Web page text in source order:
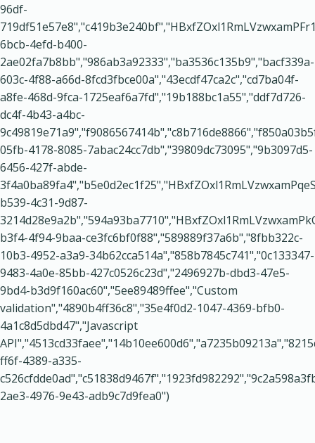
96df-
6bcb-4efd-b400-
2ae02fa7b8bb","986ab3a92333","ba3536c135b9","bacf339a-
603c-4f88-a66d-8fcd3fbce00a","43ecdf47ca2c","cd7ba04f-
a8fe-468d-9fca-1725eaf6a7fd","19b188bc1a55","ddf7d726-
dc4f-4b43-a4bc-
05fb-4178-8085-7abac24cc7db","39809dc73095","9b3097d5-
6456-427f-abde-
b539-4c31-9d87-
b3f4-4f94-9baa-ce3fc6bf0f88","589889f37a6b","8fbb322c-
10b3-4952-a3a9-34b62cca514a","858b7845c741","0c133347-
9483-4a0e-85bb-427c0526c23d","2496927b-dbd3-47e5-
9bd4-b3d9f160ac60","5ee89489ffee","Custom
validation","4890b4ff36c8","35e4f0d2-1047-4369-bfb0-
4a1c8d5dbd47","Javascript
ff6f-4389-a335-
2ae3-4976-9e43-adb9c7d9fea0")